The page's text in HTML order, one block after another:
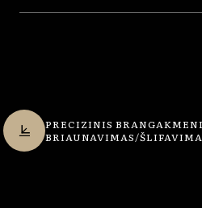
PRECIZINIS
BRIAUNAVIMAS/